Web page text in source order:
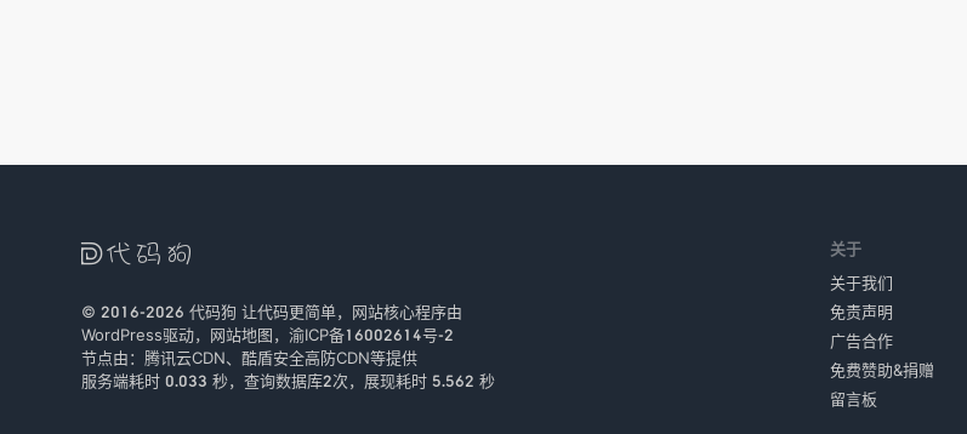
关于
关于我们
免责声明
广告合作
免费赞助&捐赠
留言板

© 2016-2026 代码狗 让代码更简单，网站核心程序由
WordPress驱动， 网站地图， 渝ICP备16002614号-2
节点由： 腾讯云CDN、 酷盾安全高防CDN等提供
服务端耗时 0.033 秒，查询数据库2次， 展现耗时 5.562 秒